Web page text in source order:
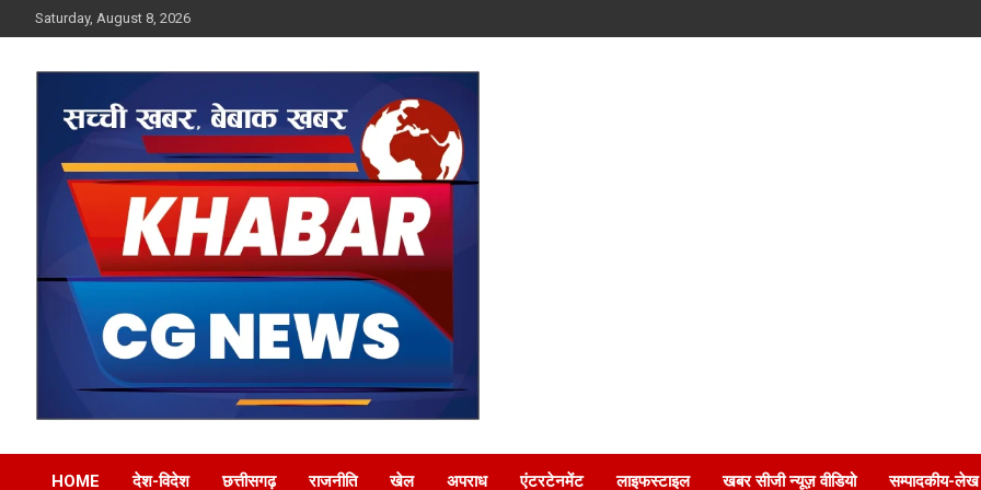
to
Saturday, August 8, 2026
Khabar CG News
HOME देश-विदेश छत्तीसगढ़ राजनीति खेल अपराध एंटरटेनमेंट लाइफस्टाइल खबर सीजी न्यूज़ वीडियो सम्पादकीय-लेख